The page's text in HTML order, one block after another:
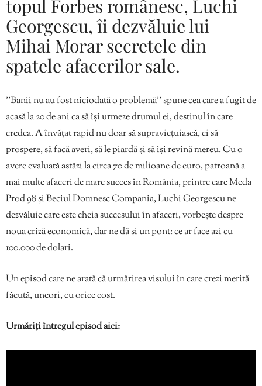
topul Forbes românesc, Luchi
Georgescu, îi dezvăluie lui
Mihai Morar secretele din
spatele afacerilor sale.
’’Banii nu au fost niciodată o problemă’’ spune cea care a fugit de
acasă la 20 de ani ca să își urmeze drumul ei, destinul în care
credea. A învățat rapid nu doar să supraviețuiască, ci să
prospere, să facă averi, să le piardă și să își revină mereu. Cu o
avere evaluată astăzi la circa 70 de milioane de euro, patroană a
mai multe afaceri de mare succes în România, printre care Meda
Prod 98 și Beciul Domnesc Compania, Luchi Georgescu ne
dezvăluie care este cheia succesului în afaceri, vorbește despre
noua criză economică, dar ne dă și un pont: ce ar face azi cu
100.000 de dolari.
Un episod care ne arată că urmărirea visului în care crezi merită
făcută, uneori, cu orice cost.
Urmăriți întregul episod aici: